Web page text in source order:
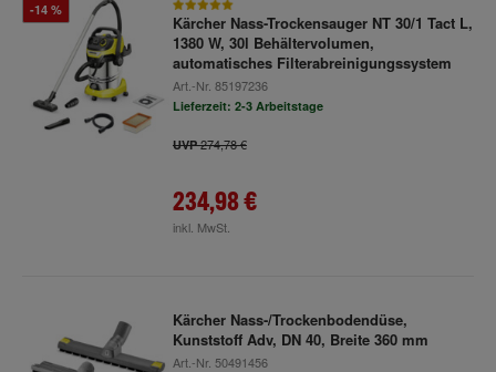
-14 %
Kärcher Nass-Trockensauger NT 30/1 Tact L,
1380 W, 30l Behältervolumen,
automatisches Filterabreinigungssystem
Art.-Nr. 85197236
Lieferzeit: 2-3 Arbeitstage
UVP274,78 €
234,98 €
inkl. MwSt.
Kärcher Nass-/Trockenbodendüse,
Kunststoff Adv, DN 40, Breite 360 mm
Art.-Nr. 50491456